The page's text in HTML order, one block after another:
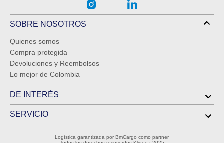
SOBRE NOSOTROS
Quienes somos
Compra protegida
Devoluciones y Reembolsos
Lo mejor de Colombia
DE INTERÉS
SERVICIO
Logística garantizada por BmCargo como partner